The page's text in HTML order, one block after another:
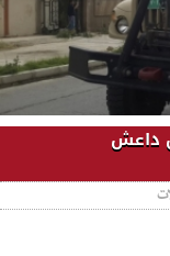
داعش